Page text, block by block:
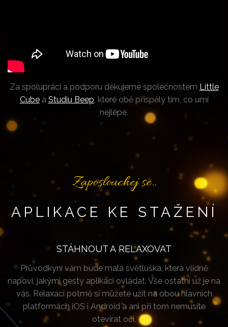
Za spolupráci a podporu děkujeme společnostem Little
Cubea Studiu Beep, které obě přispěly tím, co umí
nejlépe.
Zaposlouchej se..
APLIKACE KE STAŽENÍ
STÁHNOUT A RELAXOVAT
Průvodkyní vám bude malá světluška, která vlídně
napoví, jakými gesty aplikaci ovládat. Vše ostatní už je na
vás. Relaxaci potmě si můžete užít na obou hlavních
platformách iOS i Android a ani při tom nemusíte
otevírat oči.